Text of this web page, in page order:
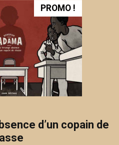
PROMO !
d’un copain de